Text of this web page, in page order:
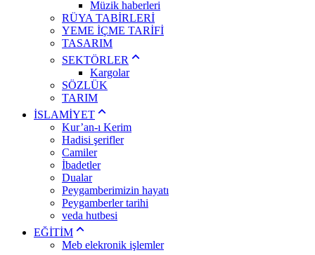
Müzik haberleri
RÜYA TABİRLERİ
YEME İÇME TARİFİ
TASARIM
SEKTÖRLER
Kargolar
SÖZLÜK
TARIM
İSLAMİYET
Kur’an-ı Kerim
Hadisi şerifler
Camiler
İbadetler
Dualar
Peygamberimizin hayatı
Peygamberler tarihi
veda hutbesi
EĞİTİM
Meb elekronik işlemler